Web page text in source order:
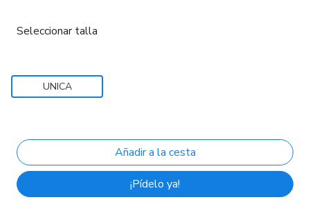
Seleccionar talla
UNICA
¡Pídelo ya!